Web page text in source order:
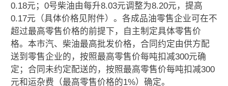
0.18元；0号柴油由每升8.03元调整为8.20元，提高
0.17元（具体价格见附件）。各成品油零售企业可在不
超过最高零售价格的前提下，自主制定具体零售价
格。本市汽、柴油最高批发价格，合同约定由供方配
送到零售企业的，按照最高零售价每吨扣减300元确
定；合同未约定配送的，按照最高零售价每吨扣减300
元和运杂费（最高零售价格的1%）确定。